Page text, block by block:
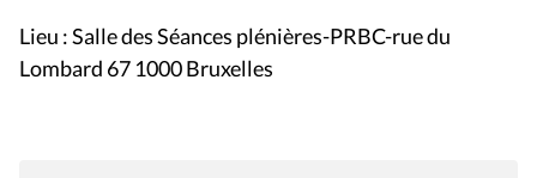
Lieu : Salle des Séances plénières-PRBC-rue du
Lombard 67 1000 Bruxelles